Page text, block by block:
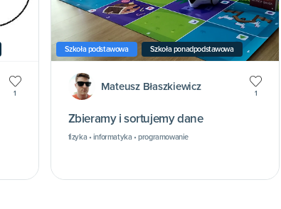
1
Szkoła podstawowa Szkoła ponadpodstawowa
Mateusz Błaszkiewicz
1
Zbieramy i sortujemy dane
fizyka • informatyka • programowanie